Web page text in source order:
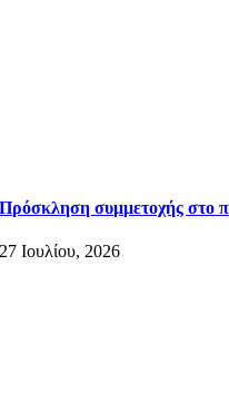
Πρόσκληση συμμετοχής στο
27 Ιουλίου, 2026